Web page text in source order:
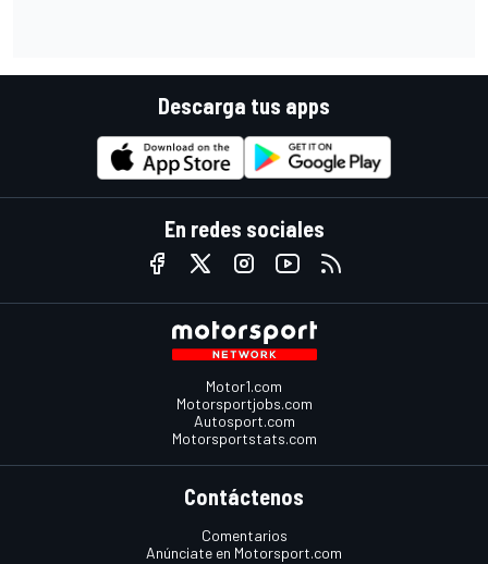
Descarga tus apps
En redes sociales
Motor1.com
Motorsportjobs.com
Autosport.com
Motorsportstats.com
Contáctenos
Comentarios
Anúnciate en Motorsport.com